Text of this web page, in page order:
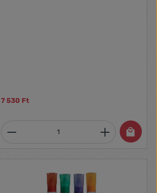
a gombokat a
kívánt mennyiséget, vagy
7 530 Ft
Termékmennyiség: Adja